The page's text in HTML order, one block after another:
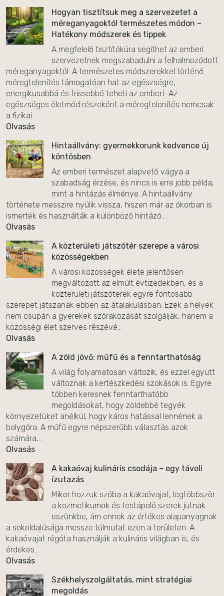
Hogyan tisztítsuk meg a szervezetet a
méreganyagoktól természetes módon –
Hatékony módszerek és tippek
A megfelelő tisztítókúra segíthet az emberi
szervezetnek megszabadulni a felhalmozódott
méreganyagoktól. A természetes módszerekkel történő
méregtelenítés támogatóan hat az egészségre,
energikusabbá és frissebbé teheti az embert. Az
egészséges életmód részeként a méregtelenítés nemcsak
a fizikai...
Olvasás
Hintaállvány: gyermekkorunk kedvence új
köntösben
Az emberi természet alapvető vágya a
szabadság érzése, és nincs is erre jobb példa,
mint a hintázás élménye. A hintaállvány
története messzire nyúlik vissza, hiszen már az ókorban is
ismerték és használták a különböző hintázó...
Olvasás
A közterületi játszótér szerepe a városi
közösségekben
A városi közösségek élete jelentősen
megváltozott az elmúlt évtizedekben, és a
közterületi játszóterek egyre fontosabb
szerepet játszanak ebben az átalakulásban. Ezek a helyek
nem csupán a gyerekek szórakozását szolgálják, hanem a
közösségi élet szerves részévé...
Olvasás
A zöld jövő: műfű és a fenntarthatóság
A világ folyamatosan változik, és ezzel együtt
változnak a kertészkedési szokások is. Egyre
többen keresnek fenntarthatóbb
megoldásokat, hogy zöldebbé tegyék
környezetüket anélkül, hogy káros hatással lennének a
bolygóra. A műfű egyre népszerűbb választás azok
számára,...
Olvasás
A kakaóvaj kulináris csodája – egy távoli
ízutazás
Mikor hozzuk szóba a kakaóvajat, legtöbbször
a kozmetikumok és testápoló szerek jutnak
eszünkbe, ám ennek az értékes alapanyagnak
a sokoldalúsága messze túlmutat ezen a területen. A
kakaóvajat régóta használják a kulináris világban is, és
érdekes...
Olvasás
Székhelyszolgáltatás, mint stratégiai
megoldás